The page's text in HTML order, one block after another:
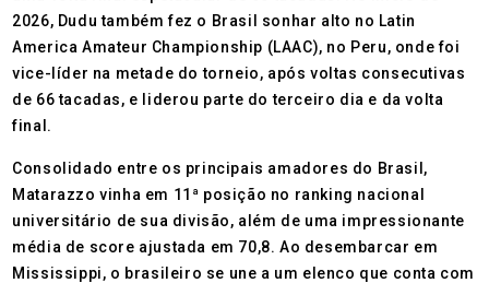
2026, Dudu também fez o Brasil sonhar alto no Latin
America Amateur Championship (LAAC), no Peru, onde foi
vice-líder na metade do torneio, após voltas consecutivas
de 66 tacadas, e liderou parte do terceiro dia e da volta
final.
Consolidado entre os principais amadores do Brasil,
Matarazzo vinha em 11ª posição no ranking nacional
universitário de sua divisão, além de uma impressionante
média de score ajustada em 70,8. Ao desembarcar em
Mississippi, o brasileiro se une a um elenco que conta com